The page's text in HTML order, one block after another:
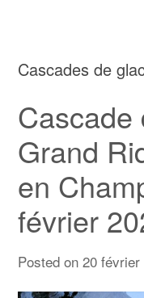
Cascades de
Cascade
Grand
en
février
Posted on20 février